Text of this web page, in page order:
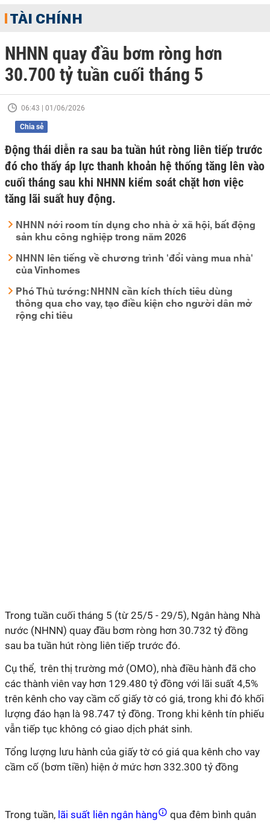
TÀI CHÍNH
NHNN quay đầu bơm ròng hơn
30.700 tỷ tuần cuối tháng 5
06:43 | 01/06/2026
Chia sẻ
Động thái diễn ra sau ba tuần hút ròng liên tiếp trước
đó cho thấy áp lực thanh khoản hệ thống tăng lên vào
cuối tháng sau khi NHNN kiểm soát chặt hơn việc
tăng lãi suất huy động.
NHNN nới room tín dụng cho nhà ở xã hội, bất động
sản khu công nghiệp trong năm 2026
NHNN lên tiếng về chương trình 'đổi vàng mua nhà'
của Vinhomes
Phó Thủ tướng: NHNN cần kích thích tiêu dùng
thông qua cho vay, tạo điều kiện cho người dân mở
rộng chi tiêu
Trong tuần cuối tháng 5 (từ 25/5 - 29/5), Ngân hàng Nhà
nước (NHNN) quay đầu bơm ròng hơn 30.732 tỷ đồng
sau ba tuần hút ròng liên tiếp trước đó.
Cụ thể, trên thị trường mở (OMO), nhà điều hành đã cho
các thành viên vay hơn 129.480 tỷ đồng với lãi suất 4,5%
trên kênh cho vay cầm cố giấy tờ có giá, trong khi đó khối
lượng đáo hạn là 98.747 tỷ đồng. Trong khi kênh tín phiếu
vẫn tiếp tục không có giao dịch phát sinh.
Tổng lượng lưu hành của giấy tờ có giá qua kênh cho vay
cầm cố (bơm tiền) hiện ở mức hơn 332.300 tỷ đồng
Trong tuần, lãi suất liên ngân hàng
qua đêm bình quân